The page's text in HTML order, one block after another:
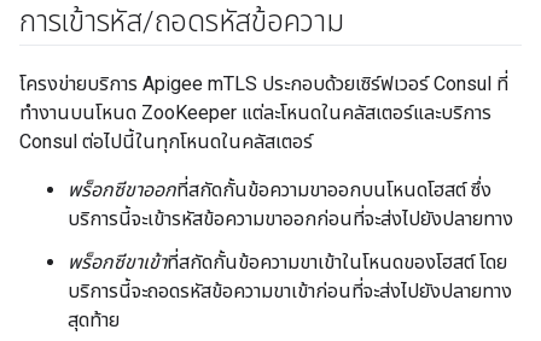
การเข้ารหัส/ถอดรหัสข้อความ
โครงข่ายบริการ Apigee mTLS ประกอบด้วยเซิร์ฟเวอร์ Consul ที่
ทำงานบนโหนด ZooKeeper แต่ละโหนดในคลัสเตอร์และบริการ
Consul ต่อไปนี้ในทุกโหนดในคลัสเตอร์
พร็อกซีขาออกที่สกัดกั้นข้อความขาออกบนโหนดโฮสต์ ซึ่ง
บริการนี้จะเข้ารหัสข้อความขาออกก่อนที่จะส่งไปยังปลายทาง
พร็อกซีขาเข้าที่สกัดกั้นข้อความขาเข้าในโหนดของโฮสต์ โดย
บริการนี้จะถอดรหัสข้อความขาเข้าก่อนที่จะส่งไปยังปลายทาง
สุดท้าย